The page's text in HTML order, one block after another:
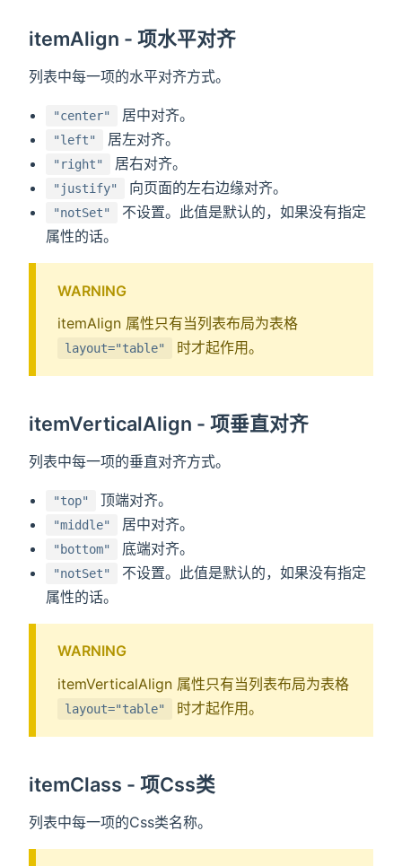
itemAlign - 项水平对齐
列表中每一项的水平对齐方式。
"center" 居中对齐。
"left" 居左对齐。
"right" 居右对齐。
"justify" 向页面的左右边缘对齐。
"notSet"
不设置。此值是默认的，如果没有指定
属性的话。
WARNING
itemAlign 属性只有当列表布局为表格
layout="table" 时才起作用。
itemVerticalAlign - 项垂直对齐
列表中每一项的垂直对齐方式。
"top" 顶端对齐。
"middle" 居中对齐。
"bottom" 底端对齐。
"notSet"
不设置。此值是默认的，如果没有指定
属性的话。
WARNING
itemVerticalAlign 属性只有当列表布局为表格
layout="table" 时才起作用。
itemClass - 项Css类
列表中每一项的Css类名称。